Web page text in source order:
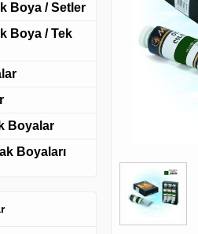
Boya / Setler
Boya / Tek
Boyalar
Boyaları